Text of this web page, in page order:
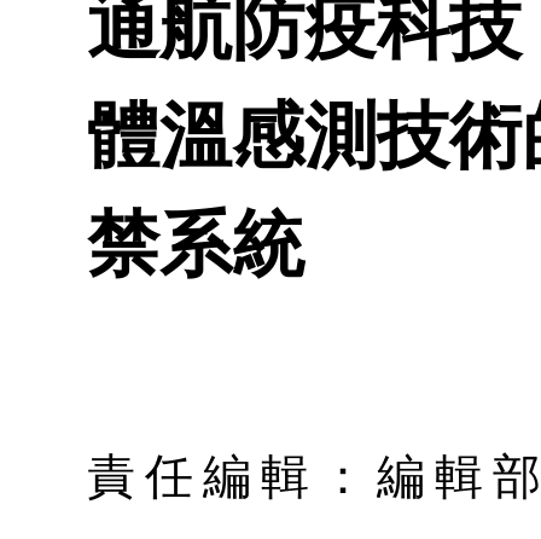
通航防疫科
體溫感測技
禁系統
責任編輯：編輯